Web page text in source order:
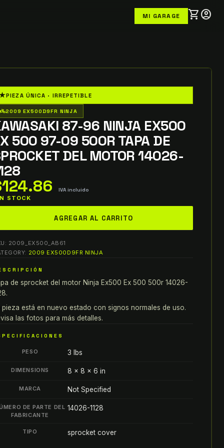
MI GARAGE shopping_cartaccount_circle
PIEZA ÚNICA · IRREPETIBLE
2009 EX500D9FR NINJA
87-96 NINJA EX500
500 97-09 500R TAPA DE
DEL MOTOR 14026-
124.86 IVA incluido
STOCK
AGREGAR AL CARRITO
2009_EX500_AB61
2009 EX500D9FR NINJA
de sprocket del motor Ninja Ex500 Ex 500 500r 14026-
pieza está en nuevo estado con signos normales de uso.
las fotos para más detalles.
PESO 3 lbs
DIMENSIONS 8 × 8 × 6 in
MARCA Not Specified
DE PARTE DEL
FABRICANTE
14026-1128
TIPO sprocket cover